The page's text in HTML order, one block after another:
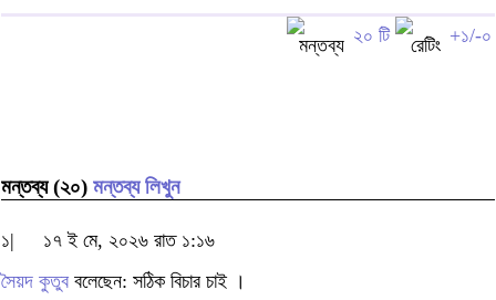
২০ টি +১/-০
মন্তব্য (২০) মন্তব্য লিখুন
১|
১৭ ই মে, ২০২৬ রাত ১:১৬
সৈয়দ কুতুব বলেছেন: সঠিক বিচার চাই ।